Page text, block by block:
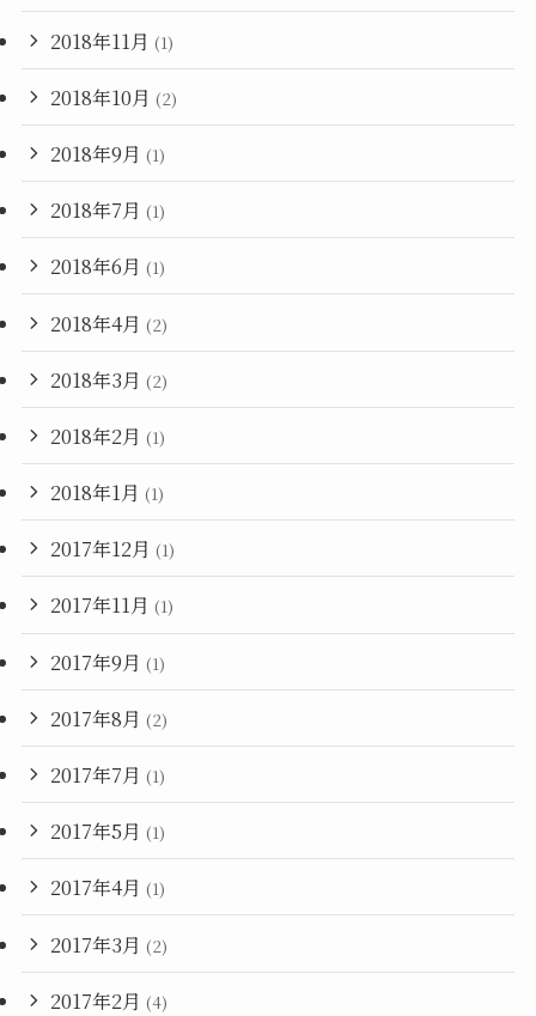
2018年11月 (1)
2018年10月 (2)
2018年9月 (1)
2018年7月 (1)
2018年6月 (1)
2018年4月 (2)
2018年3月 (2)
2018年2月 (1)
2018年1月 (1)
2017年12月 (1)
2017年11月 (1)
2017年9月 (1)
2017年8月 (2)
2017年7月 (1)
2017年5月 (1)
2017年4月 (1)
2017年3月 (2)
2017年2月 (4)